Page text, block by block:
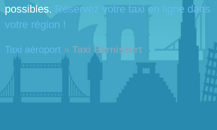
possibles. Réservez votre taxi en ligne dans
votre région !
Taxi aéroport » Taxi Bernissart